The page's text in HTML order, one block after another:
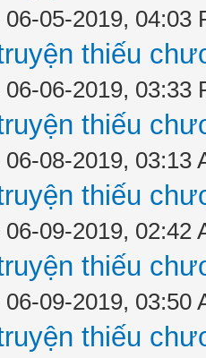
06-05-2019, 04:03
thiếu
06-06-2019, 03:33
thiếu
06-08-2019, 03:13
thiếu
06-09-2019, 02:42
thiếu
06-09-2019, 03:50
thiếu